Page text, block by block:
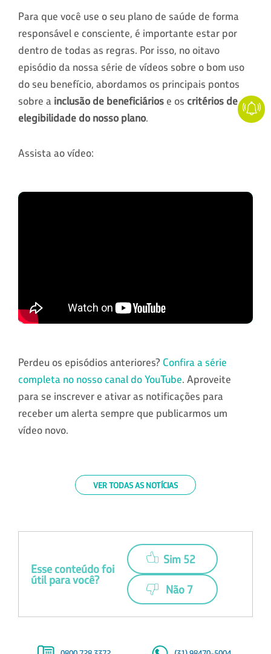
Para que você use o seu plano de saúde de forma
responsável e consciente, é importante estar por
dentro de todas as regras. Por isso, no oitavo
episódio da nossa série de vídeos sobre o bom uso
do seu benefício, abordamos os principais pontos
sobre a inclusão de beneficiários e os critérios de
elegibilidade do nosso plano.
Assista ao vídeo:
Perdeu os episódios anteriores? Confira a série
completa no nosso canal do YouTube. Aproveite
para se inscrever e ativar as notificações para
receber um alerta sempre que publicarmos um
vídeo novo.
VER TODAS AS NOTÍCIAS
Esse conteúdo foi
útil para você?
Sim 52
Não 7